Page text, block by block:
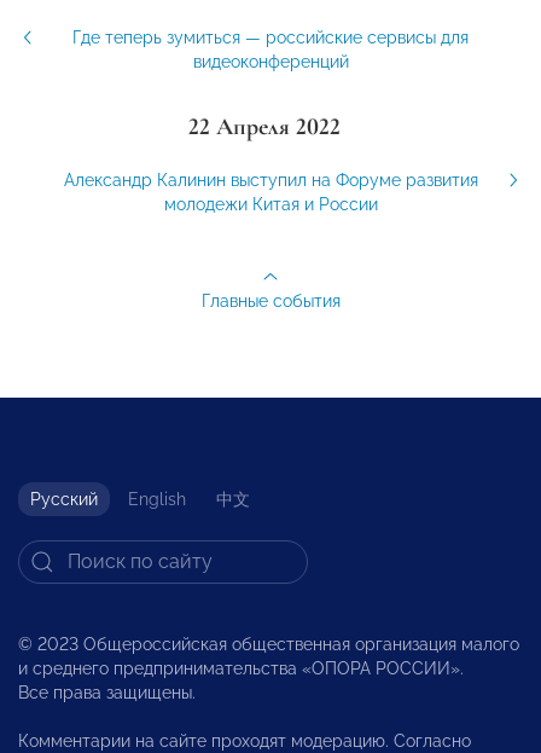
Где теперь зумиться — российские сервисы для
видеоконференций
22 Апреля 2022
Александр Калинин выступил на Форуме развития
молодежи Китая и России
Главные события
Русский English 中文
© 2023 Общероссийская общественная организация малого
и среднего предпринимательства «ОПОРА РОССИИ».
Все права защищены.
Комментарии на сайте проходят модерацию. Согласно